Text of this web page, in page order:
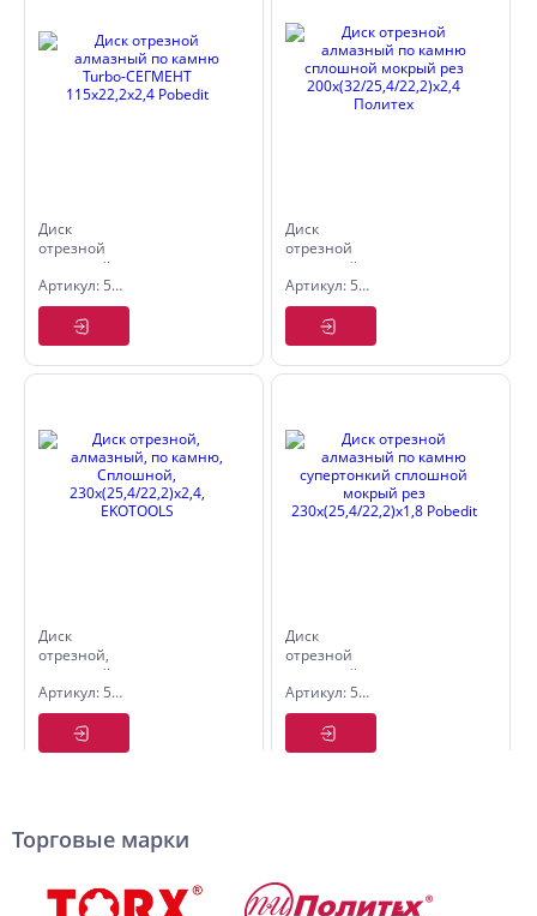
Диск
отрезной
алмазный
по камню
Turbo-
СЕГМЕНТ
115х22,2х2,4
Pobedit
Артикул: 5007115
Диск
отрезной
алмазный
по камню
сплошной
мокрый
рез
200х(32/25,4/22,2)х2,4
Артикул: 5035200
Диск
отрезной,
алмазный,
по камню,
Сплошной,
230х(25,4/22,2)х2,4,
EKOTOOLS
Артикул: 5045230
Диск
отрезной
алмазный
по камню
супертонкий
сплошной
мокрый
Артикул: 5009230
Торговые марки